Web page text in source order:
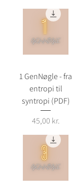
1 GenNøgle - fra
entropi til
syntropi (PDF)
Pris
45,00 kr.